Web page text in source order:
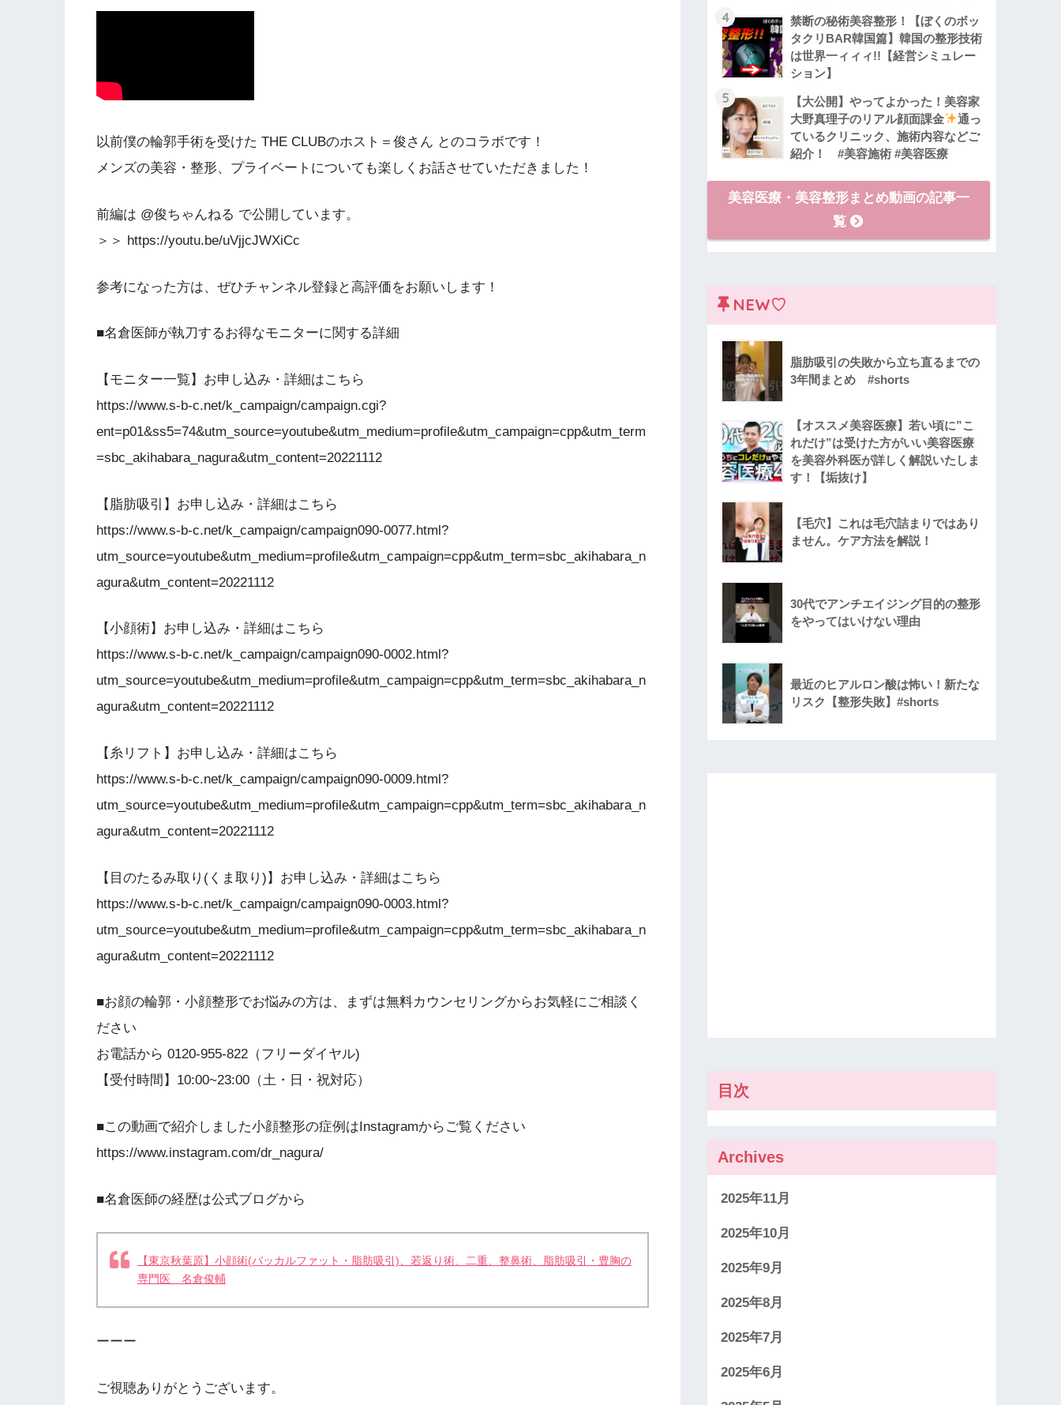
以前僕の輪郭手術を受けた THE CLUBのホスト＝俊さん とのコラボです！
メンズの美容・整形、プライベートについても楽しくお話させていただきました！
前編は @俊ちゃんねる で公開しています。
＞＞ https://youtu.be/uVjjcJWXiCc
参考になった方は、ぜひチャンネル登録と高評価をお願いします！
■名倉医師が執刀するお得なモニターに関する詳細
【モニター一覧】お申し込み・詳細はこちら
https://www.s-b-c.net/k_campaign/campaign.cgi?
ent=p01&ss5=74&utm_source=youtube&utm_medium=profile&utm_campaign=cpp&utm_term
=sbc_akihabara_nagura&utm_content=20221112
【脂肪吸引】お申し込み・詳細はこちら
https://www.s-b-c.net/k_campaign/campaign090-0077.html?
utm_source=youtube&utm_medium=profile&utm_campaign=cpp&utm_term=sbc_akihabara_n
agura&utm_content=20221112
【小顔術】お申し込み・詳細はこちら
https://www.s-b-c.net/k_campaign/campaign090-0002.html?
utm_source=youtube&utm_medium=profile&utm_campaign=cpp&utm_term=sbc_akihabara_n
agura&utm_content=20221112
【糸リフト】お申し込み・詳細はこちら
https://www.s-b-c.net/k_campaign/campaign090-0009.html?
utm_source=youtube&utm_medium=profile&utm_campaign=cpp&utm_term=sbc_akihabara_n
agura&utm_content=20221112
【目のたるみ取り(くま取り)】お申し込み・詳細はこちら
https://www.s-b-c.net/k_campaign/campaign090-0003.html?
utm_source=youtube&utm_medium=profile&utm_campaign=cpp&utm_term=sbc_akihabara_n
agura&utm_content=20221112
■お顔の輪郭・小顔整形でお悩みの方は、まずは無料カウンセリングからお気軽にご相談く
ださい
お電話から 0120-955-822（フリーダイヤル)
【受付時間】10:00~23:00（土・日・祝対応）
■この動画で紹介しました小顔整形の症例はInstagramからご覧ください
https://www.instagram.com/dr_nagura/
■名倉医師の経歴は公式ブログから
【東京秋葉原】小顔術(バッカルファット・脂肪吸引)、若返り術、二重、整鼻術、脂肪吸引・豊胸の
専門医 名倉俊輔
ーーー
ご視聴ありがとうございます。
4
禁断の秘術美容整形！【ぼくのボッ
タクリBAR韓国篇】韓国の整形技術
は世界一ィィィ!!【経営シミュレー
ション】
5
【大公開】やってよかった！美容家
大野真理子のリアル顔面課金
通っ
ているクリニック、施術内容などご
紹介！ #美容施術 #美容医療
美容医療・美容整形まとめ動画の記事一
覧
NEW♡
脂肪吸引の失敗から立ち直るまでの
3年間まとめ #shorts
【オススメ美容医療】若い頃に”こ
れだけ”は受けた方がいい美容医療
を美容外科医が詳しく解説いたしま
す！【垢抜け】
【毛穴】これは毛穴詰まりではあり
ません。ケア方法を解説！
30代でアンチエイジング目的の整形
をやってはいけない理由
最近のヒアルロン酸は怖い！新たな
リスク【整形失敗】#shorts
目次
Archives
2025年11月
2025年10月
2025年9月
2025年8月
2025年7月
2025年6月